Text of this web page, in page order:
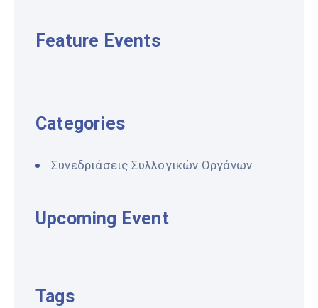
Feature Events
Categories
Συνεδριάσεις Συλλογικών Οργάνων
Upcoming Event
Tags